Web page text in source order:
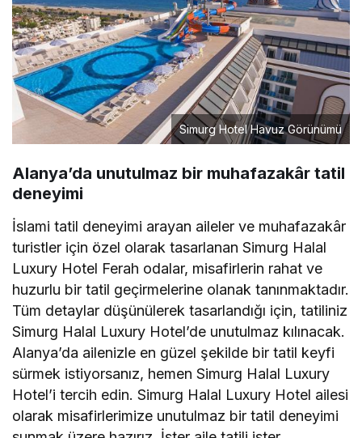
Simurg Hotel Havuz Görünümü
Alanya’da unutulmaz bir muhafazakâr tatil
deneyimi
İslami tatil deneyimi arayan aileler ve muhafazakâr
turistler için özel olarak tasarlanan Simurg Halal
Luxury Hotel Ferah odalar, misafirlerin rahat ve
huzurlu bir tatil geçirmelerine olanak tanınmaktadır.
Tüm detaylar düşünülerek tasarlandığı için, tatiliniz
Simurg Halal Luxury Hotel’de unutulmaz kılınacak.
Alanya’da ailenizle en güzel şekilde bir tatil keyfi
sürmek istiyorsanız, hemen Simurg Halal Luxury
Hotel’i tercih edin. Simurg Halal Luxury Hotel ailesi
olarak misafirlerimize unutulmaz bir tatil deneyimi